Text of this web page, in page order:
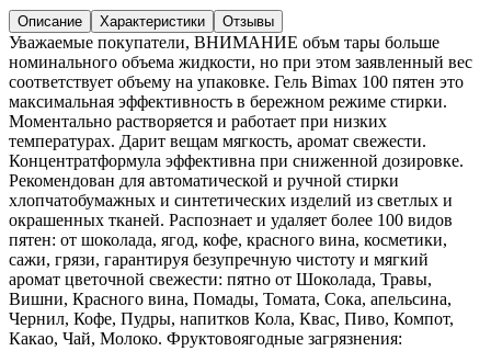
Описание Характеристики Отзывы
Уважаемые покупатели, ВНИМАНИЕ объм тары больше
номинального объема жидкости, но при этом заявленный вес
соответствует объему на упаковке. Гель Bimax 100 пятен это
максимальная эффективность в бережном режиме стирки.
Моментально растворяется и работает при низких
температурах. Дарит вещам мягкость, аромат свежести.
Концентратформула эффективна при сниженной дозировке.
Рекомендован для автоматической и ручной стирки
хлопчатобумажных и синтетических изделий из светлых и
окрашенных тканей. Распознает и удаляет более 100 видов
пятен: от шоколада, ягод, кофе, красного вина, косметики,
сажи, грязи, гарантируя безупречную чистоту и мягкий
аромат цветочной свежести: пятно от Шоколада, Травы,
Вишни, Красного вина, Помады, Томата, Сока, апельсина,
Чернил, Кофе, Пудры, напитков Кола, Квас, Пиво, Компот,
Какао, Чай, Молоко. Фруктовоягодные загрязнения: